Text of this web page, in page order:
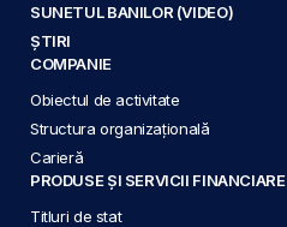
SUNETUL BANILOR (VIDEO)
ȘTIRI
COMPANIE
Obiectul de activitate
Structura organizațională
Carieră
PRODUSE ȘI SERVICII FINANCIARE
Titluri de stat